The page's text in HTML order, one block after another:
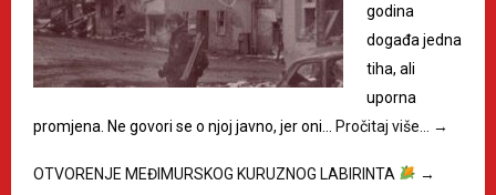
godina
događa jedna
tiha, ali
uporna
promjena. Ne govori se o njoj javno, jer oni…
Pročitaj više… →
OTVORENJE MEĐIMURSKOG KURUZNOG LABIRINTA →